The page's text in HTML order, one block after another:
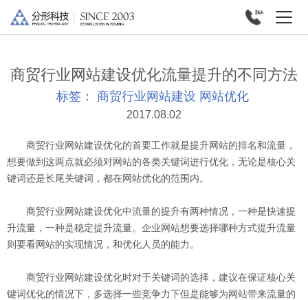
商贸行业网站建设优化流量提升的不同方法
标签： 商贸行业网站建设 网站优化
2017.08.02
商贸行业网站建设优化的首要工作就是提升网站的排名和流量，
想要做到这两点就必须对网站的各类关键词进行优化，无论是核心关
键词还是长尾关键词，都在网站优化的范围内。
商贸行业网站建设优化中流量的提升有两种情况，一种是快速提
升流量，一种是稳定提升流量。企业网站想要选择哪种方式提升流量
则要看网站的实现情况，和优化人员的能力。
商贸行业网站建设优化时对于关键词的选择，建议在保证核心关
键词优化的情况下，多选择一些竞争力下但是能够为网站带来流量的